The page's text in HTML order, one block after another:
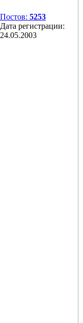
Постов: 5253
Дата регистрации:
24.05.2003